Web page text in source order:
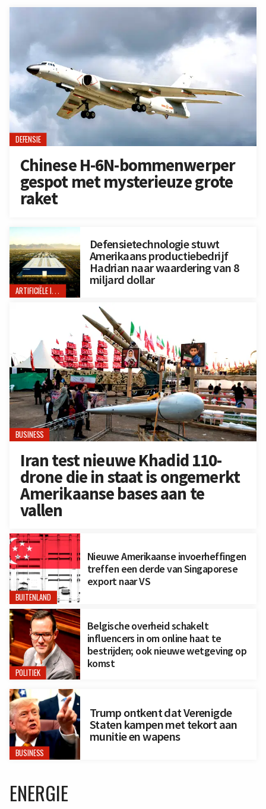
DEFENSIE
Chinese H-6N-bommenwerper
gespot met mysterieuze grote
raket
ARTIFICIËLE INTELLIGENTIE
Defensietechnologie stuwt
Amerikaans productiebedrijf
Hadrian naar waardering van 8
miljard dollar
BUSINESS
Iran test nieuwe Khadid 110-
drone die in staat is ongemerkt
Amerikaanse bases aan te
vallen
BUITENLAND
Nieuwe Amerikaanse invoerheffingen
treffen een derde van Singaporese
export naar VS
POLITIEK
Belgische overheid schakelt
influencers in om online haat te
bestrijden; ook nieuwe wetgeving op
komst
BUSINESS
Trump ontkent dat Verenigde
Staten kampen met tekort aan
munitie en wapens
ENERGIE